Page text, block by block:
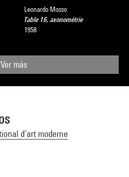
Leonardo Mosso
Table 16, axonométrie
1958
Ver más
d’art moderne